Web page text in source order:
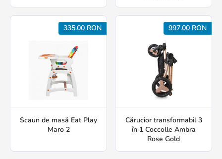
335.00 RON
Scaun de masă Eat Play
Maro 2
997.00 RON
Cărucior transformabil 3
în 1 Coccolle Ambra
Rose Gold